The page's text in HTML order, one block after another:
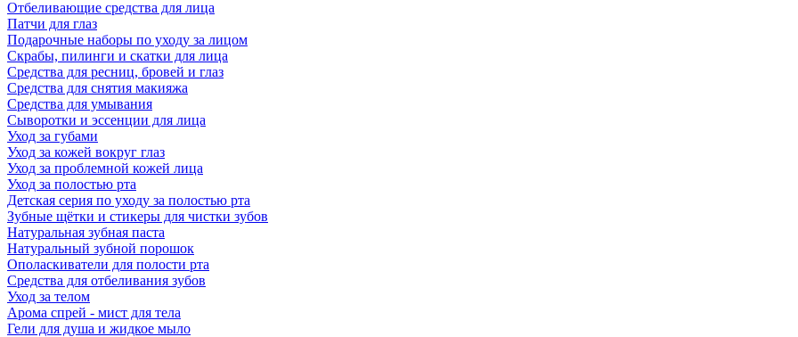
Отбеливающие средства для лица
Патчи для глаз
Подарочные наборы по уходу за лицом
Скрабы, пилинги и скатки для лица
Средства для ресниц, бровей и глаз
Средства для снятия макияжа
Средства для умывания
Сыворотки и эссенции для лица
Уход за губами
Уход за кожей вокруг глаз
Уход за проблемной кожей лица
Уход за полостью рта
Детская серия по уходу за полостью рта
Зубные щётки и стикеры для чистки зубов
Натуральная зубная паста
Натуральный зубной порошок
Ополаскиватели для полости рта
Средства для отбеливания зубов
Уход за телом
Арома спрей - мист для тела
Гели для душа и жидкое мыло